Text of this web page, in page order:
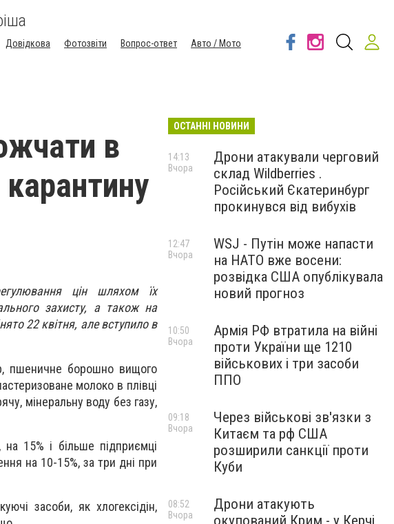
Довідкова Фотозвіти Вопрос-ответ
Авто / Мото
в
цін шляхом їх
захисту, а також на
22 квітня, але вступило в
пшеничне борошно вищого
молоко в плівці
мінеральну воду без газу,
15% і більше підприємці
на 10-15%, за три дні при
засоби, як хлогексідін,
ОСТАННІ НОВИНИ
Дрони атакували черговий
склад Wildberries .
Російський Єкатеринбург
прокинувся від вибухів
14:13
Вчора
WSJ - Путін може напасти
на НАТО вже восени:
розвідка США опублікувала
новий прогноз
12:47
Вчора
Армія РФ втратила на війні
проти України ще 1210
військових і три засоби
ППО
10:50
Вчора
Через військові зв'язки з
Китаєм та рф США
розширили санкції проти
Куби
09:18
Вчора
Дрони атакують
окупований Крим - у Керчі
08:52
Вчора